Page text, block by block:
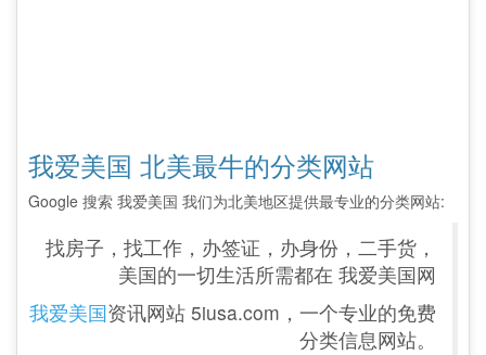
我爱美国 北美最牛的分类网站
Google 搜索 我爱美国 我们为北美地区提供最专业的分类网站:
找房子，找工作，办签证，办身份，二手货，
美国的一切生活所需都在 我爱美国网
我爱美国资讯网站 5iusa.com，一个专业的免费
分类信息网站。